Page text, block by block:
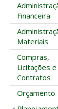
Financeira
Materiais
Compras,
Licitações e
Contratos
Orçamento